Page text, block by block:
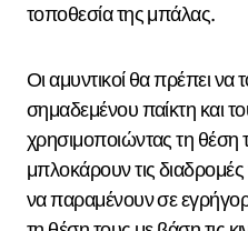
τοποθεσία της μπάλας.
Οι αμυντικοί θα πρέπει να
σημαδεμένου παίκτη και
χρησιμοποιώντας τη θέση
μπλοκάρουν τις
να παραμένουν σε